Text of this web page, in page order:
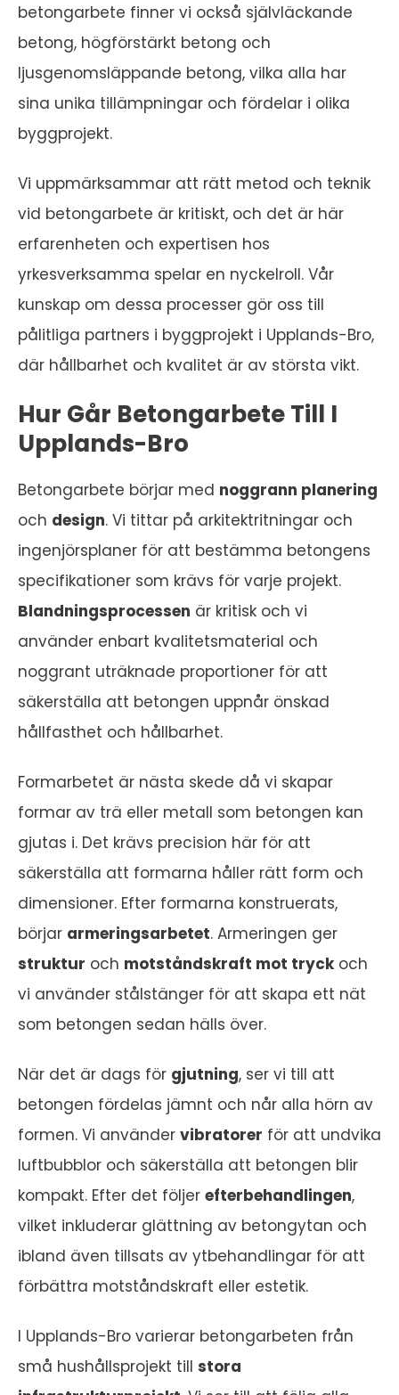
betongarbete finner vi också självläckande
betong, högförstärkt betong och
ljusgenomsläppande betong, vilka alla har
sina unika tillämpningar och fördelar i olika
byggprojekt.
Vi uppmärksammar att rätt metod och teknik
vid betongarbete är kritiskt, och det är här
erfarenheten och expertisen hos
yrkesverksamma spelar en nyckelroll. Vår
kunskap om dessa processer gör oss till
pålitliga partners i byggprojekt i Upplands-Bro,
där hållbarhet och kvalitet är av största vikt.
Hur Går Betongarbete Till I
Upplands-Bro
Betongarbete börjar med noggrann planering
och design. Vi tittar på arkitektritningar och
ingenjörsplaner för att bestämma betongens
specifikationer som krävs för varje projekt.
Blandningsprocessen är kritisk och vi
använder enbart kvalitetsmaterial och
noggrant uträknade proportioner för att
säkerställa att betongen uppnår önskad
hållfasthet och hållbarhet.
Formarbetet är nästa skede då vi skapar
formar av trä eller metall som betongen kan
gjutas i. Det krävs precision här för att
säkerställa att formarna håller rätt form och
dimensioner. Efter formarna konstruerats,
börjar armeringsarbetet. Armeringen ger
struktur och motståndskraft mot tryck och
vi använder stålstänger för att skapa ett nät
som betongen sedan hälls över.
När det är dags för gjutning, ser vi till att
betongen fördelas jämnt och når alla hörn av
formen. Vi använder vibratorer för att undvika
luftbubblor och säkerställa att betongen blir
kompakt. Efter det följer efterbehandlingen,
vilket inkluderar glättning av betongytan och
ibland även tillsats av ytbehandlingar för att
förbättra motståndskraft eller estetik.
I Upplands-Bro varierar betongarbeten från
små hushållsprojekt till stora